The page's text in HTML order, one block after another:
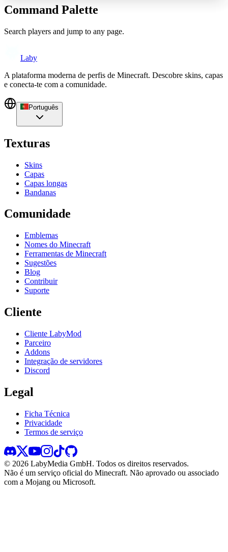
Command Palette
Search players and jump to any page.
Laby
A plataforma moderna de perfis de Minecraft. Descobre skins, capas
e conecta-te com a comunidade.
Português
Texturas
Skins
Capas
Capas longas
Bandanas
Comunidade
Emblemas
Nomes do Minecraft
Ferramentas de Minecraft
Sugestões
Blog
Contribuir
Suporte
Cliente
Cliente LabyMod
Parceiro
Addons
Integração de servidores
Discord
Legal
Ficha Técnica
Privacidade
Termos de serviço
© 2026 LabyMedia GmbH. Todos os direitos reservados.
Não é um serviço oficial do Minecraft. Não aprovado ou associado
com a Mojang ou Microsoft.